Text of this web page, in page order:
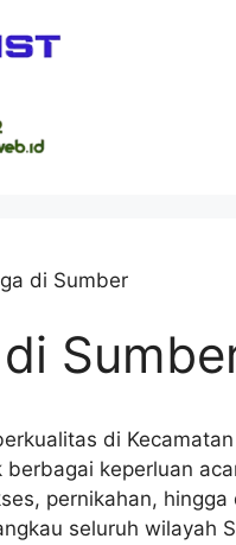
di Sumber
di
keperluan
pernikahan,
seluruh wilayah